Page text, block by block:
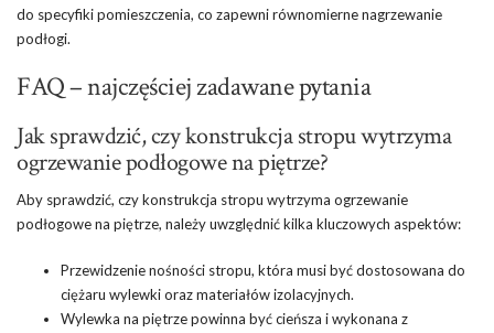
do specyfiki pomieszczenia, co zapewni równomierne nagrzewanie
podłogi.
FAQ – najczęściej zadawane pytania
Jak sprawdzić, czy konstrukcja stropu wytrzyma
ogrzewanie podłogowe na piętrze?
Aby sprawdzić, czy konstrukcja stropu wytrzyma ogrzewanie
podłogowe na piętrze, należy uwzględnić kilka kluczowych aspektów:
Przewidzenie nośności stropu, która musi być dostosowana do
ciężaru wylewki oraz materiałów izolacyjnych.
Wylewka na piętrze powinna być cieńsza i wykonana z